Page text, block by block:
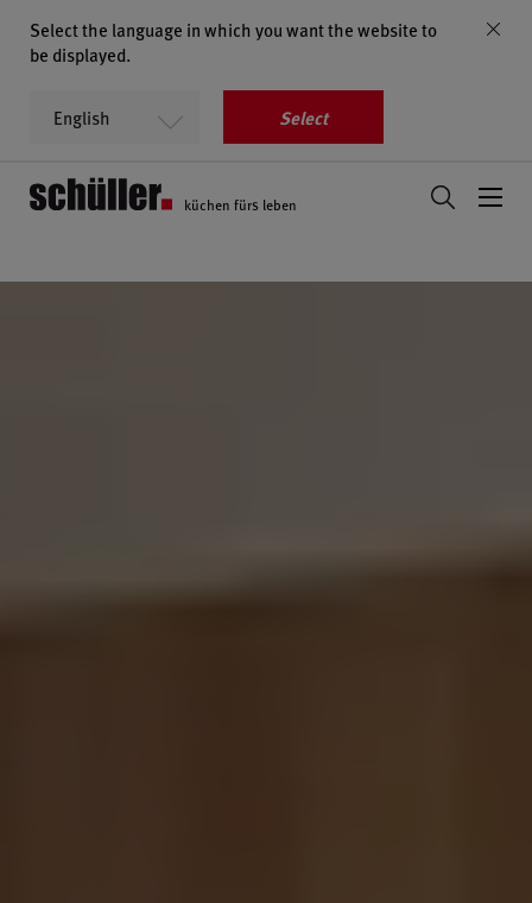
Select the language in which you want the website to
be displayed.
Select
küchen fürs leben